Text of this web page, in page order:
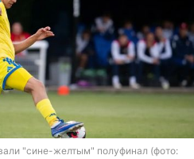
"сине-желтым" полуфинал (фото: